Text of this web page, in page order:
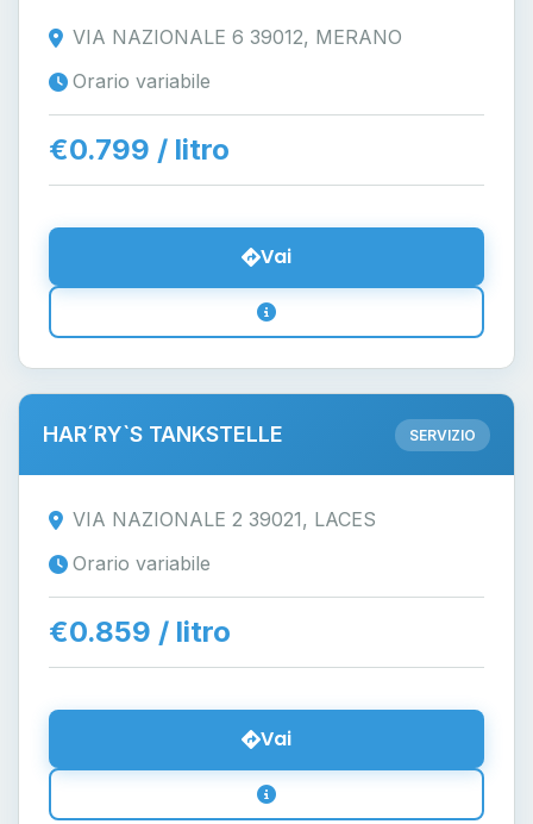
VIA NAZIONALE 6 39012, MERANO
Orario variabile
€0.799 / litro
Vai
HAR´RY`S TANKSTELLE SERVIZIO
VIA NAZIONALE 2 39021, LACES
Orario variabile
€0.859 / litro
Vai